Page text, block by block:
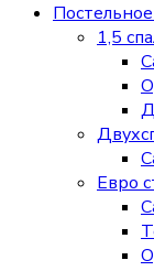
1,5
Евро